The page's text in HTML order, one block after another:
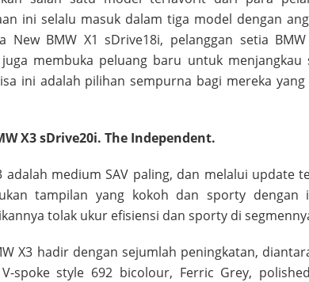
ini selalu masuk dalam tiga model dengan
New BMW X1 sDrive18i, pelanggan setia
membuka peluang baru untuk menjangkau
ini adalah pilihan sempurna bagi mereka
X3 sDrive20i. The Independent.
adalah medium SAV paling, dan melalui update
tampilan yang kokoh dan sporty dengan
tolak ukur efisiensi dan sporty di
X3 hadir dengan sejumlah peningkatan,
spoke style 692 bicolour, Ferric Grey,